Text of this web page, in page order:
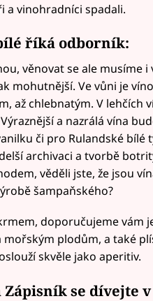
a vinohradníci spadali.
říká odborník:
věnovat se ale musíme i
mohutnější. Ve vůni je
až chlebnatým. V lehčích
a nazrálá vína
či pro Rulandské bílé
archivaci a tvorbě
věděli jste, že jsou
šampaňského?
doporučujeme vám
plodům, a také
skvěle jako aperitiv.
se dívejte v